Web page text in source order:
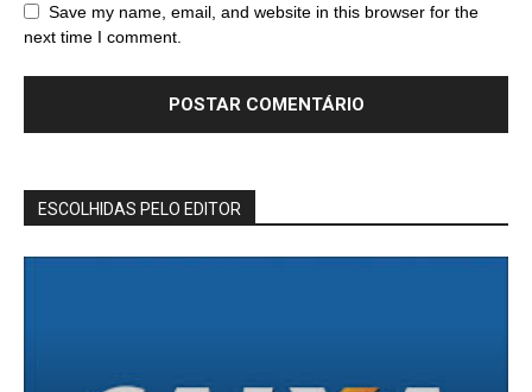
Save my name, email, and website in this browser for the
next time I comment.
ESCOLHIDAS PELO EDITOR